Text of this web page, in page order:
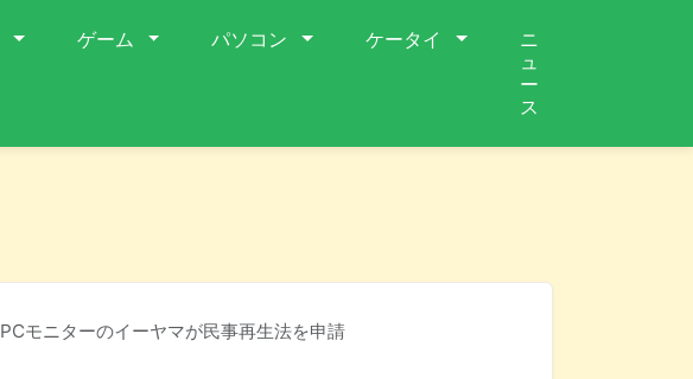
ゲーム パソコン ケータイ
ニ
ュ
ー
ス
PCモニターのイーヤマが民事再生法を申請